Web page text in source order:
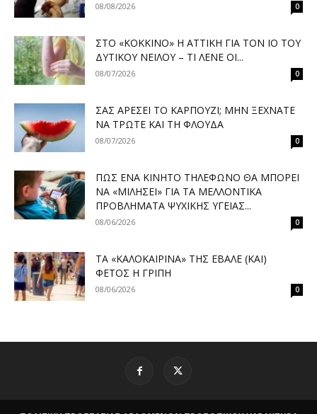
08/08/2026 0
ΣΤΟ «ΚΌΚΚΙΝΟ» Η ΑΤΤΙΚΉ ΓΙΑ ΤΟΝ ΙΌ ΤΟΥ
ΔΥΤΙΚΟΎ ΝΕΊΛΟΥ – ΤΙ ΛΈΝΕ ΟΙ...
08/07/2026 0
ΣΑΣ ΑΡΈΣΕΙ ΤΟ ΚΑΡΠΟΎΖΙ; ΜΗΝ ΞΕΧΝΆΤΕ
ΝΑ ΤΡΏΤΕ ΚΑΙ ΤΗ ΦΛΟΎΔΑ
08/07/2026 0
ΠΏΣ ΈΝΑ ΚΙΝΗΤΌ ΤΗΛΈΦΩΝΟ ΘΑ ΜΠΟΡΕΊ
ΝΑ «ΜΙΛΉΣΕΙ» ΓΙΑ ΤΑ ΜΕΛΛΟΝΤΙΚΆ
ΠΡΟΒΛΉΜΑΤΑ ΨΥΧΙΚΉΣ ΥΓΕΊΑΣ...
08/06/2026 0
ΤΑ «ΚΑΛΟΚΑΙΡΙΝΆ» ΤΗΣ ΈΒΑΛΕ (ΚΑΙ)
ΦΈΤΟΣ Η ΓΡΊΠΗ
08/06/2026 0